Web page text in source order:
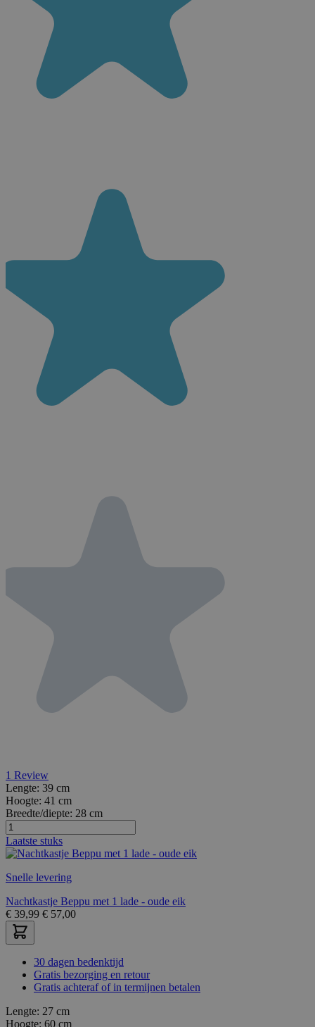
1 Review
Lengte: 39 cm
Hoogte: 41 cm
Breedte/diepte: 28 cm
Laatste stuks
Snelle levering
Nachtkastje Beppu met 1 lade - oude eik
€ 39,99 € 57,00
30 dagen bedenktijd
Gratis bezorging en retour
Gratis achteraf of in termijnen betalen
Lengte: 27 cm
Hoogte: 60 cm